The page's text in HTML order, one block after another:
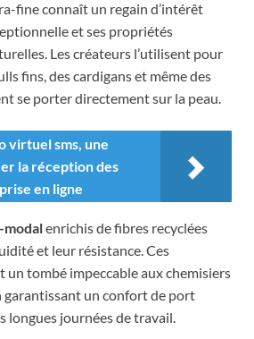
fine connaît un regain d’intérêt
et ses propriétés
Les créateurs l’utilisent pour
fins, des cardigans et même des
se porter directement sur la peau.
virtuel sms, une
la réception des
en ligne
modalenrichis de fibres recyclées
et leur résistance. Ces
tombé impeccable aux chemisiers
garantissant un confort de port
longues journées de travail.